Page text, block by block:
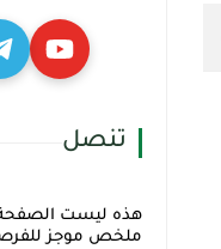
تنصل
هذه ليست
ملخص موجز